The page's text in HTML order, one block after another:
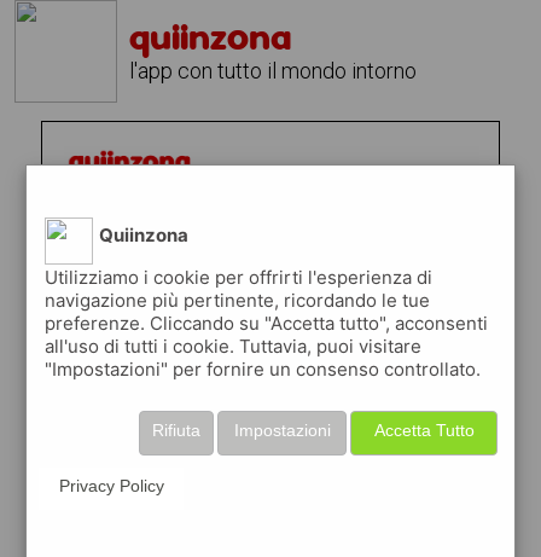
quiinzona
l'app con tutto il mondo intorno
Quiinzona
Utilizziamo i cookie per offrirti l'esperienza di
navigazione più pertinente, ricordando le tue
preferenze. Cliccando su "Accetta tutto", acconsenti
all'uso di tutti i cookie. Tuttavia, puoi visitare
"Impostazioni" per fornire un consenso controllato.
Accetta Tutto
Impostazioni
Rifiuta
Privacy Policy